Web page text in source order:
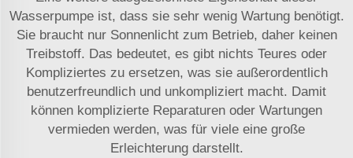
Wasserpumpe ist, dass sie sehr wenig Wartung benötigt.
Sie braucht nur Sonnenlicht zum Betrieb, daher keinen
Treibstoff. Das bedeutet, es gibt nichts Teures oder
Kompliziertes zu ersetzen, was sie außerordentlich
benutzerfreundlich und unkompliziert macht. Damit
können komplizierte Reparaturen oder Wartungen
vermieden werden, was für viele eine große
Erleichterung darstellt.